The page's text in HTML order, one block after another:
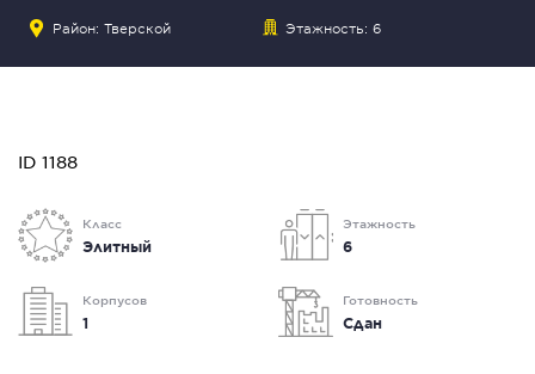
Район: Тверской Этажность: 6
ID 1188
Класс
Элитный
Этажность
6
Корпусов
1
Готовность
Сдан